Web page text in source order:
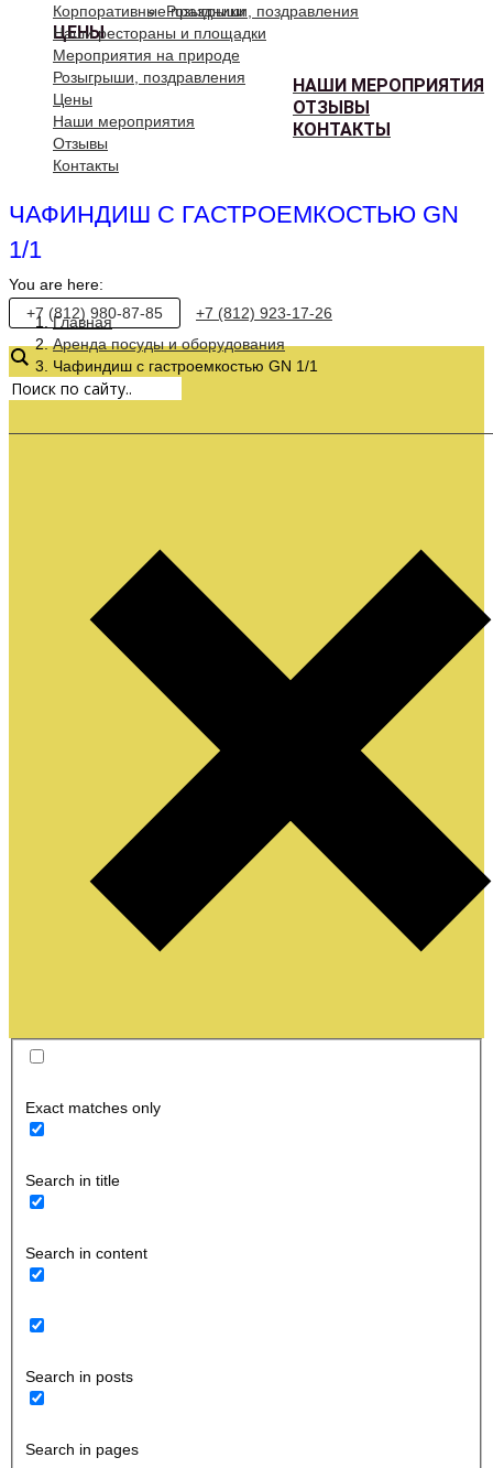
Розыгрыши, поздравления
ЦЕНЫ
НАШИ МЕРОПРИЯТИЯ
ОТЗЫВЫ
КОНТАКТЫ
Корпоративные праздники
Наши рестораны и площадки
Мероприятия на природе
Розыгрыши, поздравления
Цены
Наши мероприятия
Отзывы
Контакты
ЧАФИНДИШ С ГАСТРОЕМКОСТЬЮ GN
1/1
You are here:
Главная
Аренда посуды и оборудования
Чафиндиш с гастроемкостью GN 1/1
+7 (812) 980-87-85 +7 (812) 923-17-26
Exact matches only
Search in title
Search in content
Search in posts
Search in pages